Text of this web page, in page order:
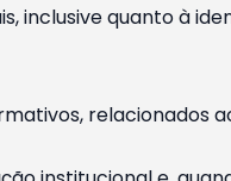
inclusive quanto à
relacionados